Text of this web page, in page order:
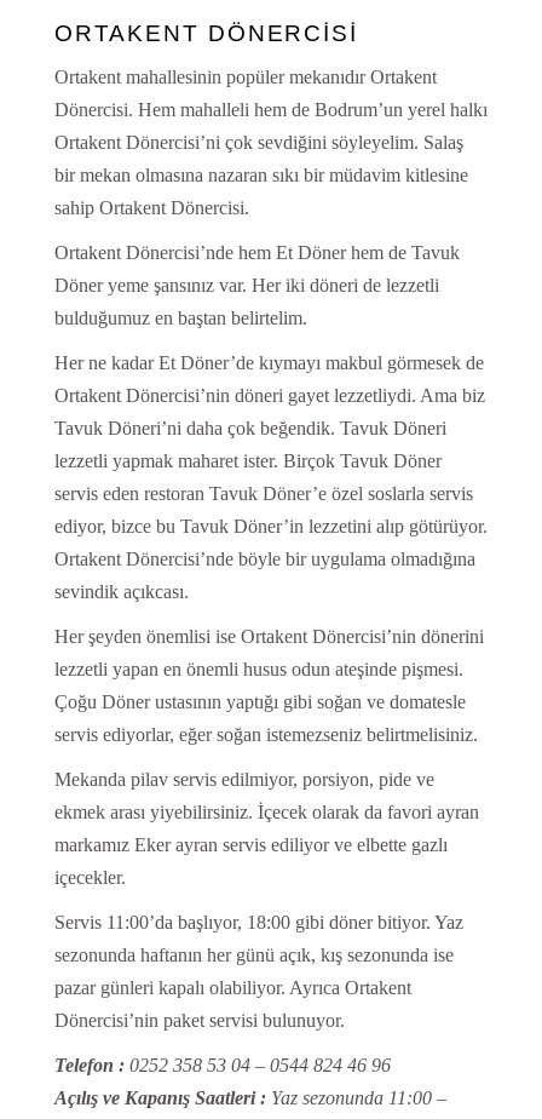
ORTAKENT DÖNERCİSİ
Ortakent mahallesinin popüler mekanıdır Ortakent
Dönercisi. Hem mahalleli hem de Bodrum’un yerel halkı
Ortakent Dönercisi’ni çok sevdiğini söyleyelim. Salaş
bir mekan olmasına nazaran sıkı bir müdavim kitlesine
sahip Ortakent Dönercisi.
Ortakent Dönercisi’nde hem Et Döner hem de Tavuk
Döner yeme şansınız var. Her iki döneri de lezzetli
bulduğumuz en baştan belirtelim.
Her ne kadar Et Döner’de kıymayı makbul görmesek de
Ortakent Dönercisi’nin döneri gayet lezzetliydi. Ama biz
Tavuk Döneri’ni daha çok beğendik. Tavuk Döneri
lezzetli yapmak maharet ister. Birçok Tavuk Döner
servis eden restoran Tavuk Döner’e özel soslarla servis
ediyor, bizce bu Tavuk Döner’in lezzetini alıp götürüyor.
Ortakent Dönercisi’nde böyle bir uygulama olmadığına
sevindik açıkcası.
Her şeyden önemlisi ise Ortakent Dönercisi’nin dönerini
lezzetli yapan en önemli husus odun ateşinde pişmesi.
Çoğu Döner ustasının yaptığı gibi soğan ve domatesle
servis ediyorlar, eğer soğan istemezseniz belirtmelisiniz.
Mekanda pilav servis edilmiyor, porsiyon, pide ve
ekmek arası yiyebilirsiniz. İçecek olarak da favori ayran
markamız Eker ayran servis ediliyor ve elbette gazlı
içecekler.
Servis 11:00’da başlıyor, 18:00 gibi döner bitiyor. Yaz
sezonunda haftanın her günü açık, kış sezonunda ise
pazar günleri kapalı olabiliyor. Ayrıca Ortakent
Dönercisi’nin paket servisi bulunuyor.
Telefon : 0252 358 53 04 – 0544 824 46 96
Açılış ve Kapanış Saatleri :Yaz sezonunda 11:00 –